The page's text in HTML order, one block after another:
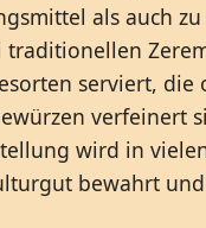
als auch
traditionellen
serviert, die
verfeinert
wird in
bewahrt